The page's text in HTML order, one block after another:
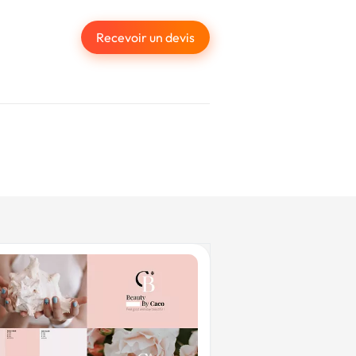
Recevoir un devis